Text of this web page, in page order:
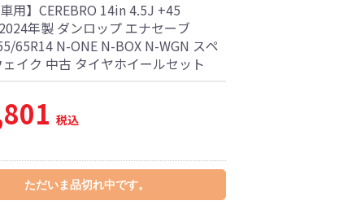
車用】CEREBRO 14in 4.5J +45
年製 ダンロップ エナセーブ
65R14 N-ONE N-BOX N-WGN スペ
イク 中古 タイヤホイールセット
税込
ただいま品切れ中です。